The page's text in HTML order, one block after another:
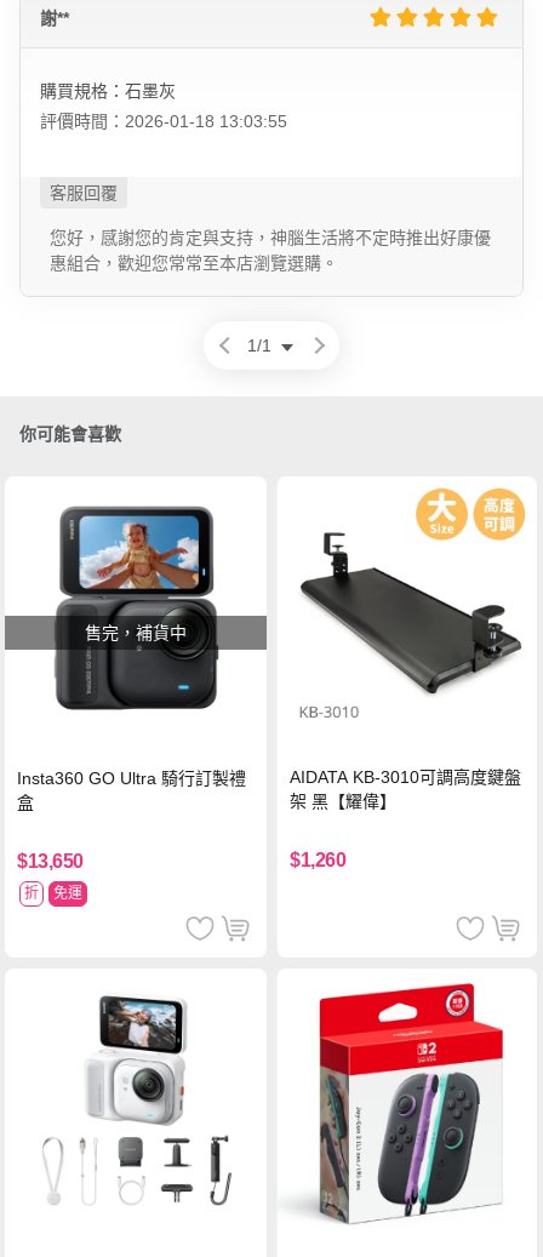
謝**
購買規格：石墨灰
評價時間：2026-01-18 13:03:55
您好，感謝您的肯定與支持，神腦生活將不定時推出好康優
惠組合，歡迎您常常至本店瀏覽選購。
1/1
你可能會喜歡
售完，補貨中
Insta360 GO Ultra 騎行訂製禮
盒
$13,650
折 免運
AIDATA KB-3010可調高度鍵盤
架 黑【耀偉】
$1,260